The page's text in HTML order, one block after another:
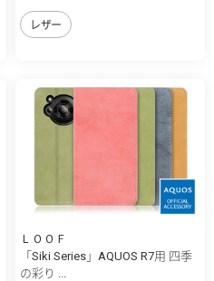
レザー
ＬＯＯＦ
「Siki Series」AQUOS R7用 四季
の彩り ...